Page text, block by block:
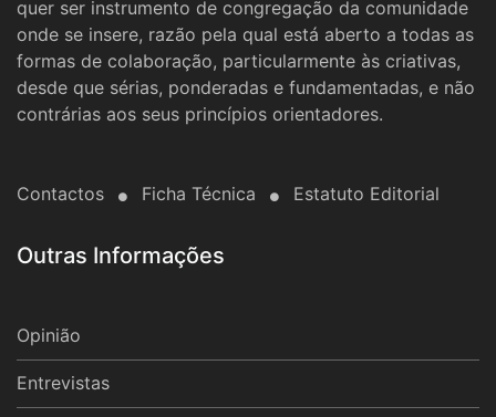
quer ser instrumento de congregação da comunidade
onde se insere, razão pela qual está aberto a todas as
formas de colaboração, particularmente às criativas,
desde que sérias, ponderadas e fundamentadas, e não
contrárias aos seus princípios orientadores.
Contactos Ficha Técnica Estatuto Editorial
Outras Informações
Opinião
Entrevistas